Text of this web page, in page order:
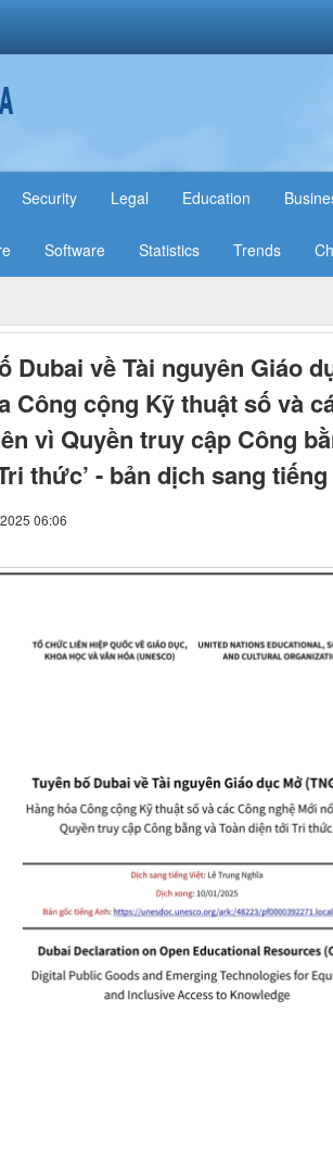
Security Legal Education
Software Statistics Trends
Dubai về Tài nguyên Giáo
Công cộng Kỹ thuật số và
vì Quyền truy cập Công
thức’ - bản dịch sang
06:06